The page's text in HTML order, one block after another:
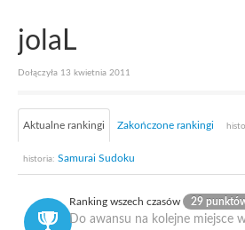
Gracze
jolaL
Dołączyła 13 kwietnia 2011
Aktualne rankingi Zakończone rankingi
historia: Samurai Sudoku
Ranking wszech czasów 29
Do awansu na kolejne miejsce